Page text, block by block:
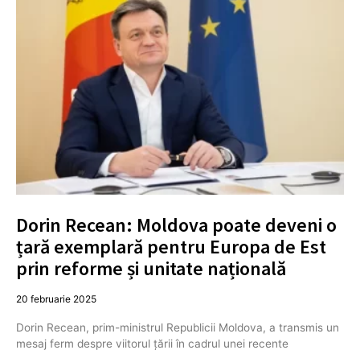
Dorin Recean: Moldova poate deveni o
țară exemplară pentru Europa de Est
prin reforme și unitate națională
20 februarie 2025
Dorin Recean, prim-ministrul Republicii Moldova, a transmis un
mesaj ferm despre viitorul țării în cadrul unei recente